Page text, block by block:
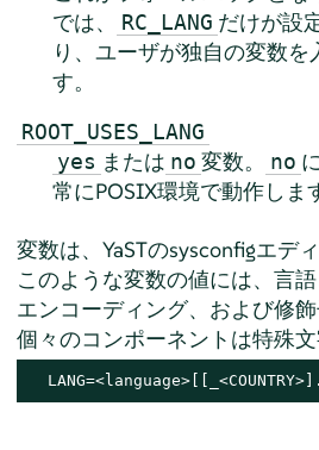
では、
RC_LANG だけが設
り、ユーザが独自の変数を
す。
ROOT_USES_LANG
yes または no 変数。 no
常にPOSIX環境で動作しま
変数は、YaSTのsysconfigエデ
このような変数の値には、言語
エンコーディング、および修飾
個々のコンポーネントは特殊文